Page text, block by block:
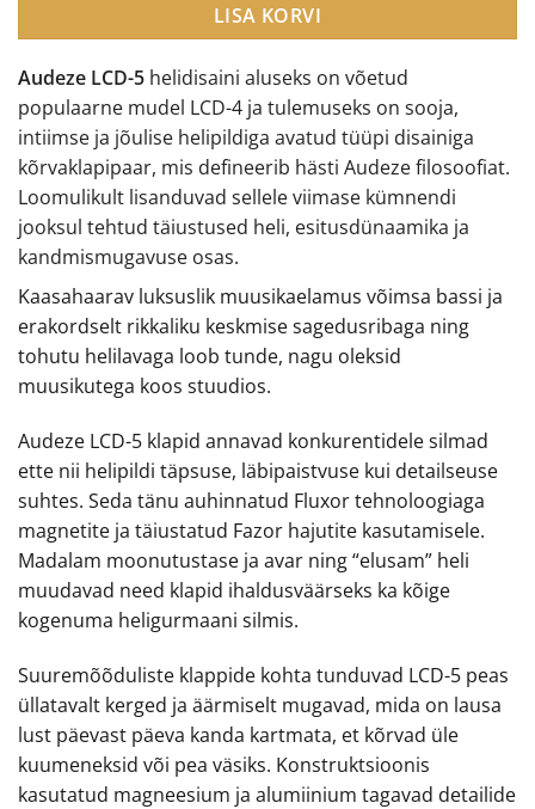
Audeze LCD-5 helidisaini aluseks on võetud
populaarne mudel LCD-4 ja tulemuseks on sooja,
intiimse ja jõulise helipildiga avatud tüüpi disainiga
kõrvaklapipaar, mis defineerib hästi Audeze filosoofiat.
Loomulikult lisanduvad sellele viimase kümnendi
jooksul tehtud täiustused heli, esitusdünaamika ja
kandmismugavuse osas.
Kaasahaarav luksuslik muusikaelamus võimsa bassi ja
erakordselt rikkaliku keskmise sagedusribaga ning
tohutu helilavaga loob tunde, nagu oleksid
muusikutega koos stuudios.
Audeze LCD-5 klapid annavad konkurentidele silmad
ette nii helipildi täpsuse, läbipaistvuse kui detailseuse
suhtes. Seda tänu auhinnatud Fluxor tehnoloogiaga
magnetite ja täiustatud Fazor hajutite kasutamisele.
Madalam moonutustase ja avar ning “elusam” heli
muudavad need klapid ihaldusväärseks ka kõige
kogenuma heligurmaani silmis.
Suuremõõduliste klappide kohta tunduvad LCD-5 peas
üllatavalt kerged ja äärmiselt mugavad, mida on lausa
lust päevast päeva kanda kartmata, et kõrvad üle
kuumeneksid või pea väsiks. Konstruktsioonis
kasutatud magneesium ja alumiinium tagavad detailide
LISA KORVI